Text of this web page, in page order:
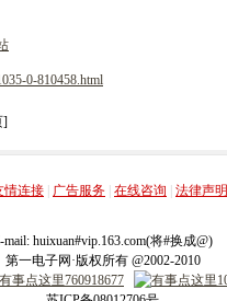
0-810458.html
]
情连接 广告服务 在线咨询 法律声明
mail: huixuan#vip.163.com(将#换成@)
第一电子网·版权所有 @2002-2010